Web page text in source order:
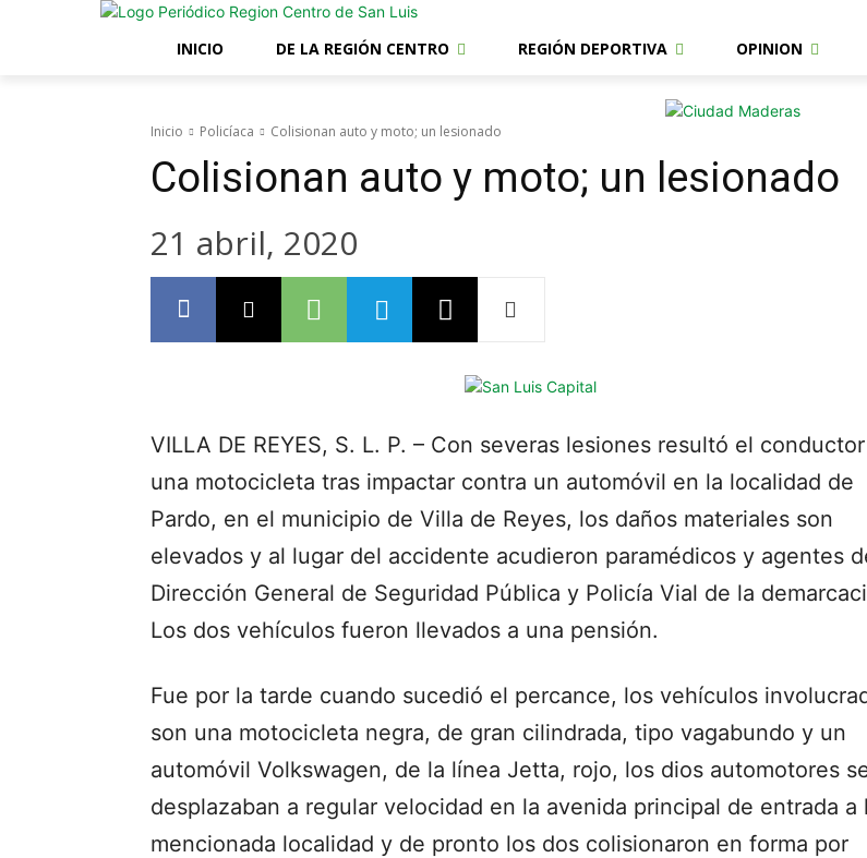
INICIO DE LA REGIÓN CENTRO REGIÓN DEPORTIVA OPINION
Inicio Policíaca Colisionan auto y moto; un lesionado
Colisionan auto y moto; un lesionado
21 abril, 2020
VILLA DE REYES, S. L. P. – Con severas lesiones resultó el
una motocicleta tras impactar contra un automóvil en la localidad de
Pardo, en el municipio de Villa de Reyes, los daños materiales son
elevados y al lugar del accidente acudieron paramédicos y agentes
Dirección General de Seguridad Pública y Policía Vial de la
Los dos vehículos fueron llevados a una pensión.
Fue por la tarde cuando sucedió el percance, los vehículos
son una motocicleta negra, de gran cilindrada, tipo vagabundo y un
automóvil Volkswagen, de la línea Jetta, rojo, los dios automotores
desplazaban a regular velocidad en la avenida principal de entrada a
mencionada localidad y de pronto los dos colisionaron en forma por